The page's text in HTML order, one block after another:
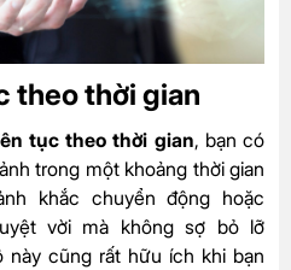
theo thời gian
tục theo thời gian, bạn có
trong một khoảng thời gian
khắc chuyển động hoặc
vời mà không sợ bỏ lỡ
này cũng rất hữu ích khi bạn